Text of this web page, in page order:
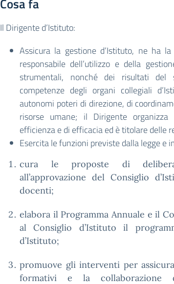
Cosa fa
Il Dirigente d’Istituto:
Assicura la gestione d’Istituto, ne ha
responsabile dell’utilizzo e della
strumentali, nonché dei risultati del
competenze degli organi collegiali
autonomi poteri di direzione, di
risorse umane; il Dirigente
efficienza e di efficacia ed è titolare delle
Esercita le funzioni previste dalla legge e
cura le proposte di
all’approvazione del Consiglio
docenti;
elabora il Programma Annuale e il
al Consiglio d’Istituto il
d’Istituto;
promuove gli interventi per
formativi e la collaborazione